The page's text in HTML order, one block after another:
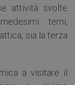
attività svolte
temi,
sia la terza
a visitare il